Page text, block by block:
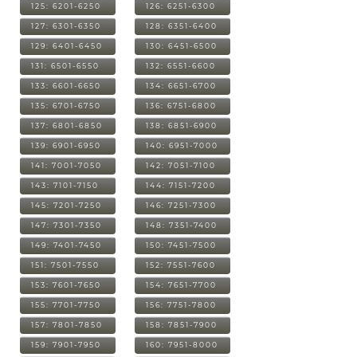
125: 6201-6250 126: 6251-6300
127: 6301-6350 128: 6351-6400
129: 6401-6450 130: 6451-6500
131: 6501-6550 132: 6551-6600
133: 6601-6650 134: 6651-6700
135: 6701-6750 136: 6751-6800
137: 6801-6850 138: 6851-6900
139: 6901-6950 140: 6951-7000
141: 7001-7050 142: 7051-7100
143: 7101-7150 144: 7151-7200
145: 7201-7250 146: 7251-7300
147: 7301-7350 148: 7351-7400
149: 7401-7450 150: 7451-7500
151: 7501-7550 152: 7551-7600
153: 7601-7650 154: 7651-7700
155: 7701-7750 156: 7751-7800
157: 7801-7850 158: 7851-7900
159: 7901-7950 160: 7951-8000